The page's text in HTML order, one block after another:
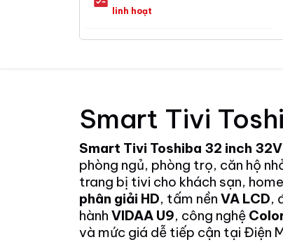
linh hoạt
Smart Tivi
Smart Tivi Toshiba 32 inch
phòng ngủ, phòng trọ, căn hộ
trang bị tivi cho khách sạn,
phân giải HD, tấm nềnVA LCD,
hànhVIDAA U9, công nghệ
và mức giá dễ tiếp cận tại Điện